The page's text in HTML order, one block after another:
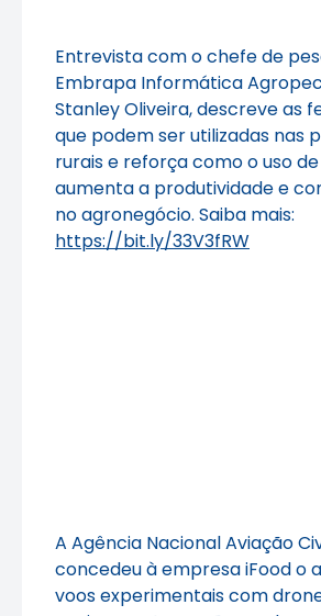
Entrevista com o chefe de
Embrapa Informática
Stanley Oliveira, descreve as
que podem ser utilizadas nas
rurais e reforça como o uso
aumenta a produtividade e
no agronegócio. Saiba mais:
https://bit.ly/33V3fRW
A Agência Nacional Aviação
concedeu à empresa iFood o
voos experimentais com